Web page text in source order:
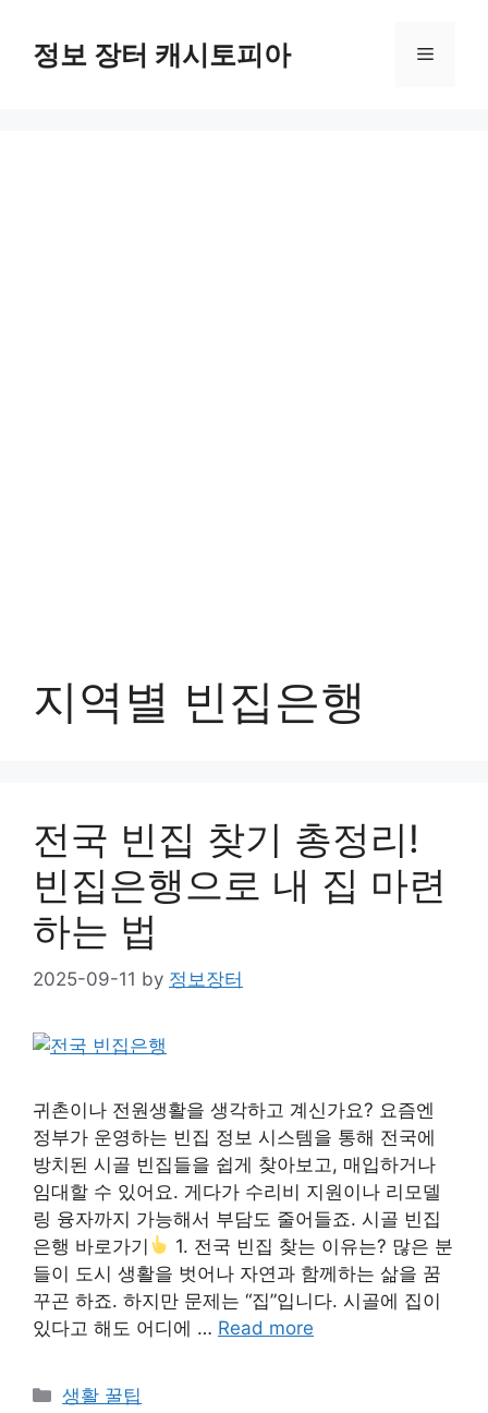
content정보 장터 캐시토피아 Menu
지역별 빈집은행
전국 빈집 찾기 총정리!
빈집은행으로 내 집 마련
하는 법
2025-09-11 by 정보장터
귀촌이나 전원생활을 생각하고 계신가요? 요즘엔
정부가 운영하는 빈집 정보 시스템을 통해 전국에
방치된 시골 빈집들을 쉽게 찾아보고, 매입하거나
임대할 수 있어요. 게다가 수리비 지원이나 리모델
링 융자까지 가능해서 부담도 줄어들죠. 시골 빈집
은행 바로가기
1. 전국 빈집 찾는 이유는? 많은 분
들이 도시 생활을 벗어나 자연과 함께하는 삶을 꿈
꾸곤 하죠. 하지만 문제는 “집”입니다. 시골에 집이
있다고 해도 어디에 … Read more
Categories
생활 꿀팁